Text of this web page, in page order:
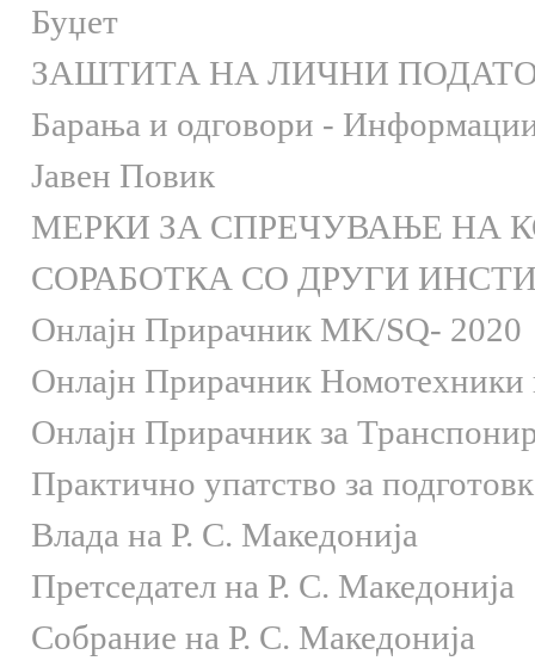
Буџет
ЗАШТИТА НА ЛИЧНИ
Барања и одговори - Информации
Јавен Повик
МЕРКИ ЗА СПРЕЧУВАЊЕ НА
СОРАБОТКА СО ДРУГИ
Онлaјн Прирачник MK/SQ- 2020
Онлаjн Прирачник Номотехники
Онлаjн Прирачник за
Практично упатство за
Влада на Р. С. Македонија
Претседател на Р. С. Македонија
Собрание на Р. С. Македонија